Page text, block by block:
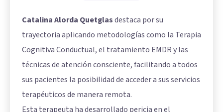
Catalina Alorda Quetglasdestaca por su
trayectoria aplicando metodologías como la Terapia
Cognitiva Conductual, el tratamiento EMDR y las
técnicas de atención consciente, facilitando a todos
sus pacientes la posibilidad de acceder a sus servicios
terapéuticos de manera remota.
Esta terapeuta ha desarrollado pericia en el